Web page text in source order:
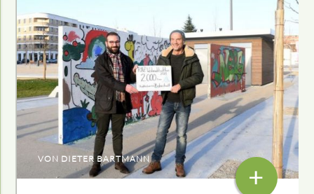
VON DIETER BARTMANN
+